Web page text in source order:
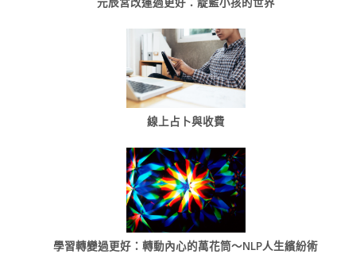
線上占卜與收費
學習轉變過更好：轉動內心的萬花筒～NLP人生繽紛術